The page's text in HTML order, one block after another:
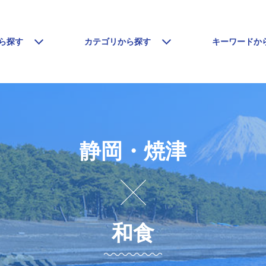
探す カテゴリから探す キーワードか
静岡・焼津
和食